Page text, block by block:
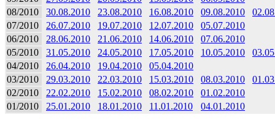
08/2010
30.08.2010 23.08.2010 16.08.2010 09.08.2010
07/2010
26.07.2010 19.07.2010 12.07.2010
05.07.2010
06/2010
28.06.2010 21.06.2010 14.06.2010
07.06.2010
05/2010
31.05.2010 24.05.2010 17.05.2010 10.05.2010
04/2010
26.04.2010 19.04.2010
05.04.2010
03/2010
29.03.2010 22.03.2010 15.03.2010 08.03.2010
02/2010
22.02.2010 15.02.2010 08.02.2010
01.02.2010
01/2010
25.01.2010 18.01.2010 11.01.2010 04.01.2010